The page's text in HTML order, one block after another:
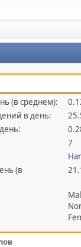
(в среднем):
в день:
7
(в